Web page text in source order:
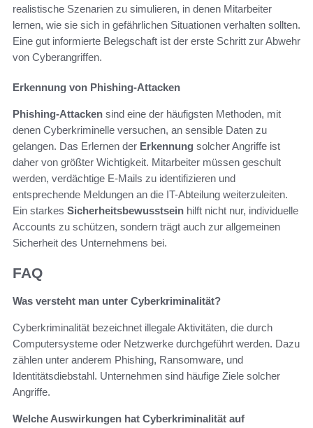
realistische Szenarien zu simulieren, in denen Mitarbeiter
lernen, wie sie sich in gefährlichen Situationen verhalten sollten.
Eine gut informierte Belegschaft ist der erste Schritt zur Abwehr
von Cyberangriffen.
Erkennung von Phishing-Attacken
Phishing-Attacken sind eine der häufigsten Methoden, mit
denen Cyberkriminelle versuchen, an sensible Daten zu
gelangen. Das Erlernen der Erkennung solcher Angriffe ist
daher von größter Wichtigkeit. Mitarbeiter müssen geschult
werden, verdächtige E-Mails zu identifizieren und
entsprechende Meldungen an die IT-Abteilung weiterzuleiten.
Ein starkes Sicherheitsbewusstsein hilft nicht nur, individuelle
Accounts zu schützen, sondern trägt auch zur allgemeinen
Sicherheit des Unternehmens bei.
FAQ
Was versteht man unter Cyberkriminalität?
Cyberkriminalität bezeichnet illegale Aktivitäten, die durch
Computersysteme oder Netzwerke durchgeführt werden. Dazu
zählen unter anderem Phishing, Ransomware, und
Identitätsdiebstahl. Unternehmen sind häufige Ziele solcher
Angriffe.
Welche Auswirkungen hat Cyberkriminalität auf